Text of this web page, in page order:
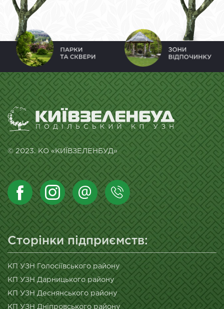
© 2023. КО «КИЇВЗЕЛЕНБУД»
Сторінки підприємств:
КП УЗН Голосіївського району
КП УЗН Дарницького району
КП УЗН Деснянського району
КП УЗН Дніпровського району